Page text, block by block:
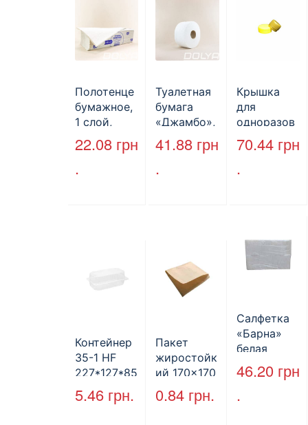
Полотенце
бумажное,
1 слой,
макулатура
, VV тип
22.08 грн
.
Туалетная
бумага
«Джамбо»,
B2B
Service,
41.88 грн
.
Крышка
для
одноразов
ой
бутылки,
70.44 грн
.
Контейнер
35-1 HF
227*127*85
мм
(1700мл)
5.46 грн.
Пакет
жиростойк
ий 170×170
мм, уголок,
коричневы
0.84 грн.
Салфетка
«Барна»
белая
PAPERO
500 шт (6/
46.20 грн
.